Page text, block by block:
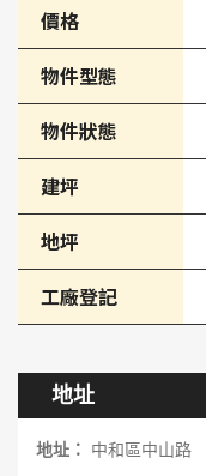
地址
地址： 中和區中山路
價格
物件型態
物件狀態
建坪
地坪
工廠登記